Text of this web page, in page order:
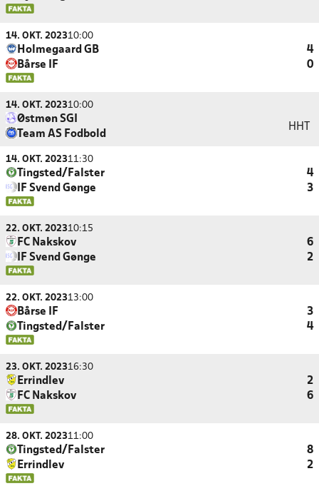
14. OKT. 202310:00
Holmegaard GB
4
Bårse IF
0
14. OKT. 202310:00
Østmøn SGI
Team AS Fodbold
HHT
14. OKT. 202311:30
Tingsted/Falster
4
IF Svend Gønge
3
22. OKT. 202310:15
FC Nakskov
6
IF Svend Gønge
2
22. OKT. 202313:00
Bårse IF
3
Tingsted/Falster
4
23. OKT. 202316:30
Errindlev
2
FC Nakskov
6
28. OKT. 202311:00
Tingsted/Falster
8
Errindlev
2